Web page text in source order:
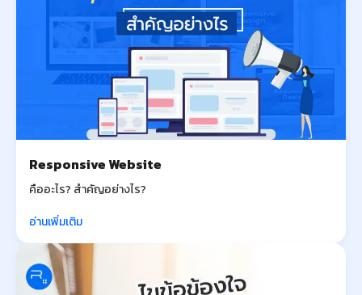
Responsive Website
คืออะไร? สำคัญอย่างไร?
อ่านเพิ่มเติม